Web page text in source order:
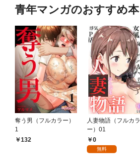
青年マンガのおすすめ本
奪う男（フルカラー）
1
132
人妻物語（フルカラ
ー）01
0
無料